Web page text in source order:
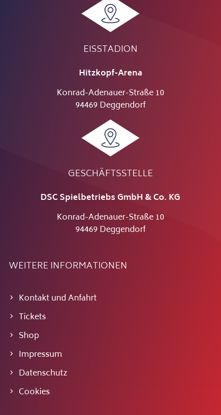
EISSTADION
Hitzkopf-Arena
Konrad-Adenauer-Straße 10
94469 Deggendorf
GESCHÄFTSSTELLE
DSC Spielbetriebs GmbH & Co. KG
Konrad-Adenauer-Straße 10
94469 Deggendorf
WEITERE INFORMATIONEN
Kontakt und Anfahrt
Tickets
Shop
Impressum
Datenschutz
Cookies